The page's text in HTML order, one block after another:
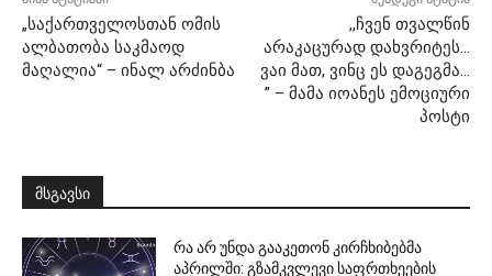
„საქართველოსთან ომის
ალბათობა საკმაოდ
მაღალია“ – ინალ არძინბა
,,ჩვენ თვალწინ
არაკაცურად დახვრიტეს…
ვაი მათ, ვინც ეს დაგეგმა…
” – მამა იოანეს ემოციური
პოსტი
მსგავსი
რა არ უნდა გააკეთონ კირჩხიბებმა
აპრილში: გზამკვლევი საფრთხეების